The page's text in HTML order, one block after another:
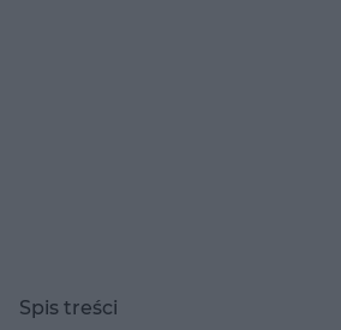
Spis treści